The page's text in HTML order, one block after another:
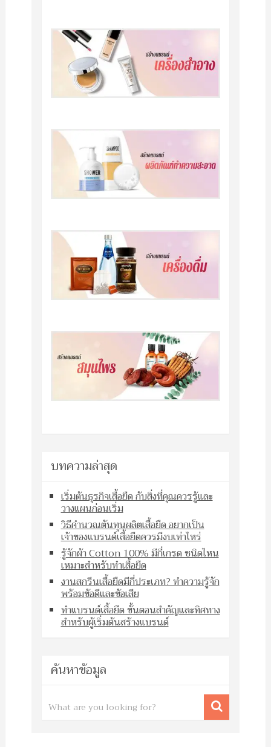
บทความล่าสุด
เริ่มต้นธุรกิจเสื้อยืด กับสิ่งที่คุณควรรู้และ
วางแผนก่อนเริ่ม
วิธีคำนวณต้นทุนผลิตเสื้อยืด อยากเป็น
เจ้าของแบรนด์เสื้อยืดควรมีงบเท่าไหร่
รู้จักผ้า Cotton 100% มีกี่เกรด ชนิดไหน
เหมาะสำหรับทำเสื้อยืด
งานสกรีนเสื้อยืดมีกี่ประเภท? ทำความรู้จัก
พร้อมข้อดีและข้อเสีย
ทำแบรนด์เสื้อยืด ขั้นตอนสำคัญและทิศทาง
สำหรับผู้เริ่มต้นสร้างแบรนด์
ค้นหาข้อมูล